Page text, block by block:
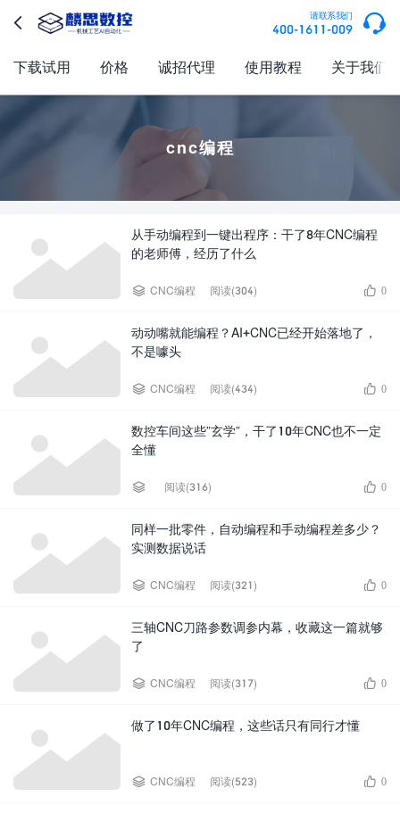
 请联系我们
400-1611-009 
下载试用 价格 诚招代理 使用教程 关于我们
cnc编程
从手动编程到一键出程序：干了8年CNC编程
的老师傅，经历了什么
 CNC编程 阅读(304)  0
动动嘴就能编程？AI+CNC已经开始落地了，
不是噱头
 CNC编程 阅读(434)  0
数控车间这些”玄学”，干了10年CNC也不一定
全懂
 阅读(316)  0
同样一批零件，自动编程和手动编程差多少？
实测数据说话
 CNC编程 阅读(321)  0
三轴CNC刀路参数调参内幕，收藏这一篇就够
了
 CNC编程 阅读(317)  0
做了10年CNC编程，这些话只有同行才懂
 CNC编程 阅读(523)  0